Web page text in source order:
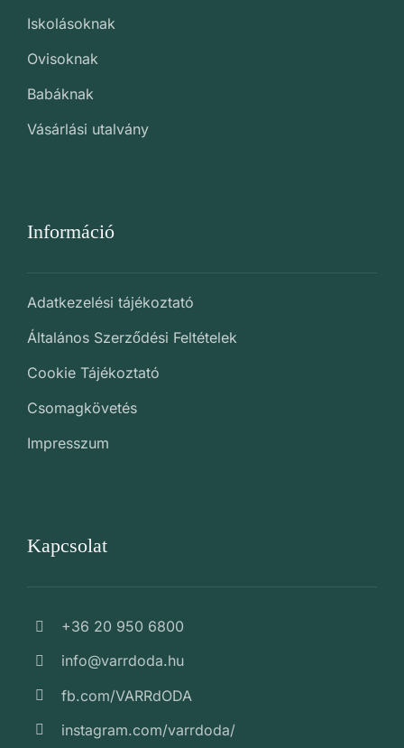
Iskolásoknak
Ovisoknak
Babáknak
Vásárlási utalvány
Információ
Adatkezelési tájékoztató
Általános Szerződési Feltételek
Cookie Tájékoztató
Csomagkövetés
Impresszum
Kapcsolat
+36 20 950 6800
info@varrdoda.hu
fb.com/VARRdODA
instagram.com/varrdoda/